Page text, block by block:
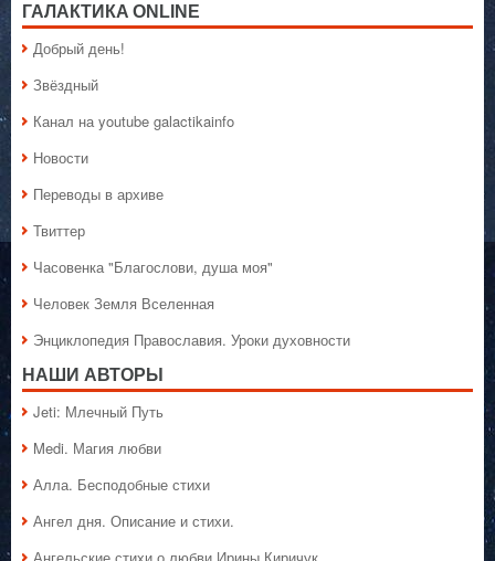
ГАЛАКТИКA ONLINE
Добрый день!
Звёздный
Канал на youtube galactikainfo
Новости
Переводы в архиве
Твиттер
Часовенка "Благослови, душа моя"
Человек Земля Вселенная
Энциклопедия Православия. Уроки духовности
НАШИ АВТОРЫ
Jeti: Млечный Путь
Medi. Магия любви
Алла. Бесподобные стихи
Ангел дня. Описание и стихи.